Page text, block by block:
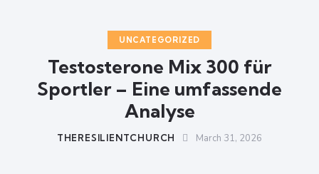
UNCATEGORIZED
Testosterone Mix 300 für
Sportler – Eine umfassende
Analyse
THERESILIENTCHURCH March 31, 2026